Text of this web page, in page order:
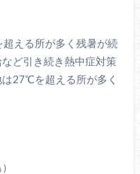
える所が多く残暑が続
ど引き続き熱中症対策
27℃を超える所が多く